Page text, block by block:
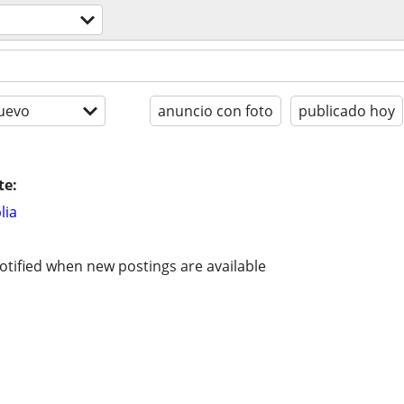
anuncio con foto publicado hoy
when new postings are available